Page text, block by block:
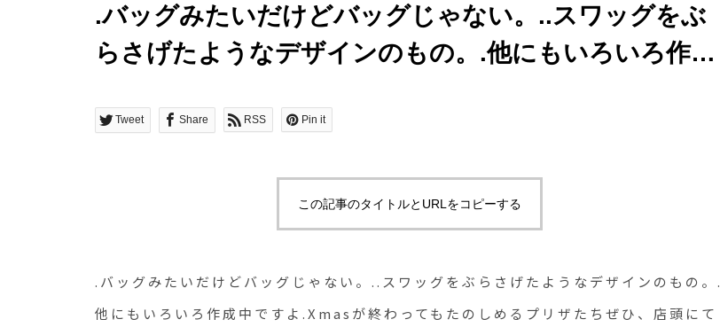
.バッグみたいだけどバッグじゃない。..スワッグをぶ
らさげたようなデザインのもの。.他にもいろいろ作成
ひ、店頭にてご覧くださいませ.あわせてこちらもどう
#cotton#wreathe#リース#preserved flower#プリザ
#hausmatsue #島根#松江
Tweet Share RSS Pin it
この記事のタイトルとURLをコピーする
.バッグみたいだけどバッグじゃない。..スワッグをぶらさげたようなデザインのもの。.
他にもいろいろ作成中ですよ.Xmasが終わってもたのしめるプリザたちぜひ、店頭にて